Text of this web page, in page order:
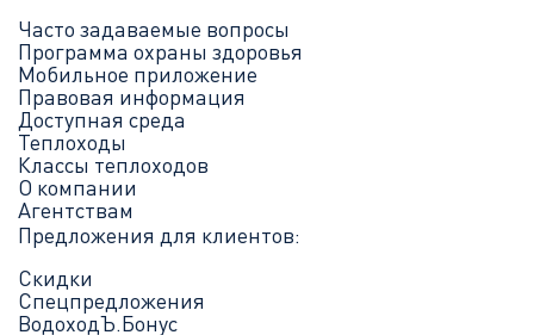
Часто задаваемые вопросы
Программа охраны здоровья
Мобильное приложение
Правовая информация
Доступная среда
Теплоходы
Классы теплоходов
О компании
Агентствам
Предложения для клиентов:
Скидки
Спецпредложения
ВодоходЪ.Бонус